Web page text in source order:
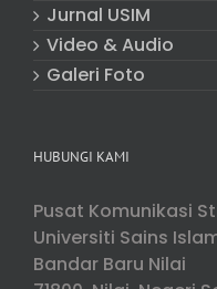
Jurnal USIM
Video & Audio
Galeri Foto
HUBUNGI KAMI
Pusat Komunikasi
Universiti Sains
Bandar Baru Nilai